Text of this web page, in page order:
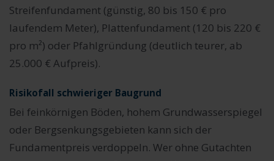
Streifenfundament (günstig, 80 bis 150 € pro
laufendem Meter), Plattenfundament (120 bis 220 €
pro m²) oder Pfahlgründung (deutlich teurer, ab
25.000 € Aufpreis).
Risikofall schwieriger Baugrund
Bei feinkörnigen Böden, hohem Grundwasserspiegel
oder Bergsenkungsgebieten kann sich der
Fundamentpreis verdoppeln. Wer ohne Gutachten